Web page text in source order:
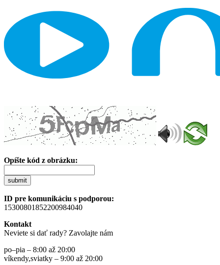
Opíšte kód z obrázku:
submit
ID pre komunikáciu s podporou:
15300801852200984040
Kontakt
Neviete si dať rady? Zavolajte nám
po–pia – 8:00 až 20:00
víkendy,sviatky – 9:00 až 20:00